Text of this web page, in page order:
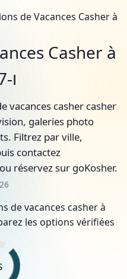
de Vacances Casher à
Casher à
France 2026 ו-2027
vacances casher casher
galeries photo
Filtrez par ville,
contactez
réservez sur goKosher.
de vacances casher à
les options vérifiées